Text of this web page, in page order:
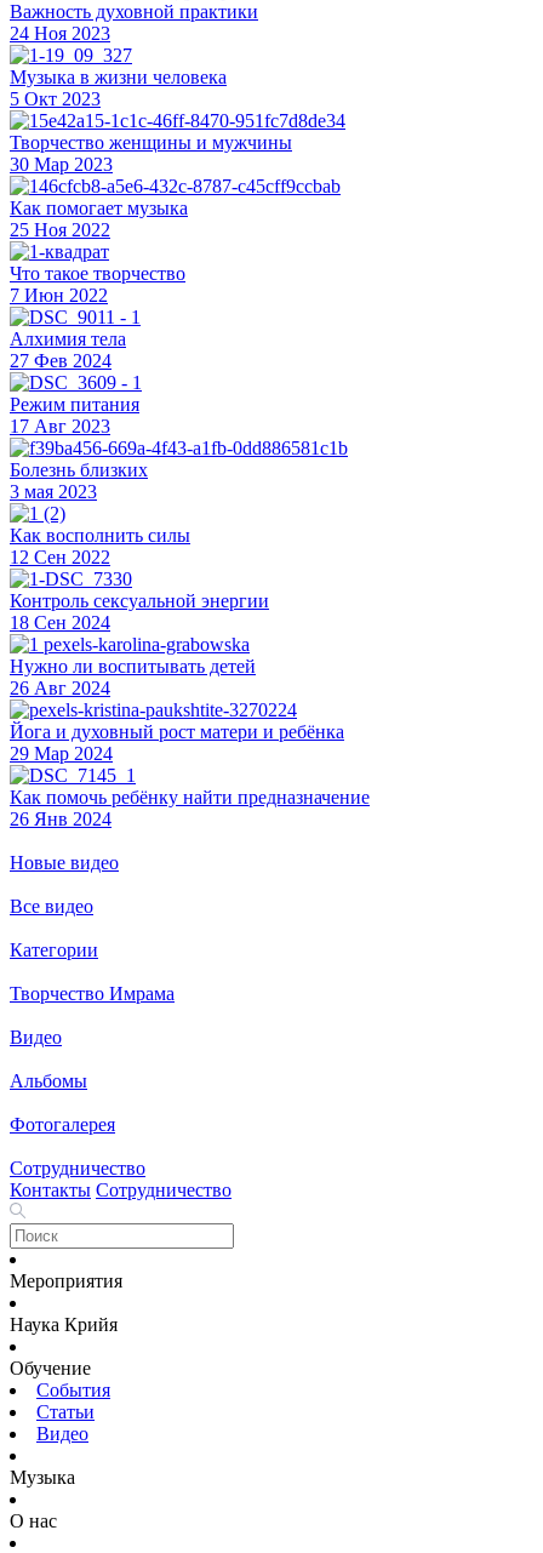
Важность духовной практики
24 Ноя 2023
Музыка в жизни человека
5 Окт 2023
Творчество женщины и мужчины
30 Мар 2023
Как помогает музыка
25 Ноя 2022
Что такое творчество
7 Июн 2022
Алхимия тела
27 Фев 2024
Режим питания
17 Авг 2023
Болезнь близких
3 мая 2023
Как восполнить силы
12 Сен 2022
Контроль сексуальной энергии
18 Сен 2024
Нужно ли воспитывать детей
26 Авг 2024
Йога и духовный рост матери и ребёнка
29 Мар 2024
Как помочь ребёнку найти предназначение
26 Янв 2024
Новые видео
Все видео
Категории
Творчество Имрама
Видео
Альбомы
Фотогалерея
Сотрудничество
Контакты Сотрудничество
Мероприятия
Наука Крийя
Обучение
События
Статьи
Видео
Музыка
О нас